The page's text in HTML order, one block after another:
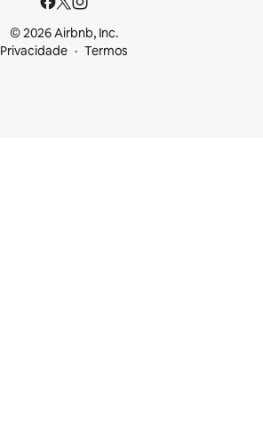
© 2026 Airbnb, Inc.
Privacidade
Termos